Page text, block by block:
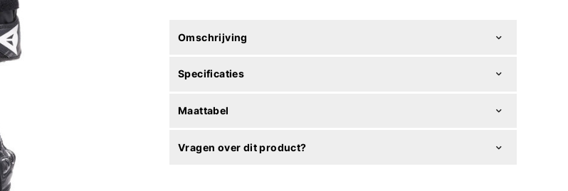
Omschrijving
Specificaties
Maattabel
Vragen over dit product?